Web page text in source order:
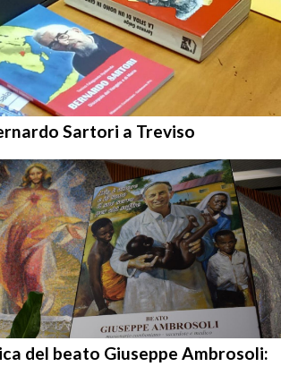
Sartori a Treviso
del beato Giuseppe Ambrosoli: